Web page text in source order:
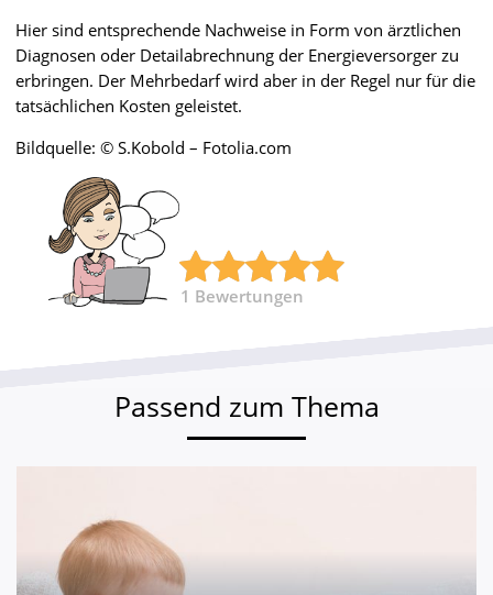
Hier sind entsprechende Nachweise in Form von ärztlichen
Diagnosen oder Detailabrechnung der Energieversorger zu
erbringen. Der Mehrbedarf wird aber in der Regel nur für die
tatsächlichen Kosten geleistet.
Bildquelle: © S.Kobold – Fotolia.com
1 Bewertungen
Passend zum Thema